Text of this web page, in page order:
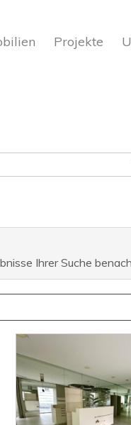
Projekte
Ihrer Suche